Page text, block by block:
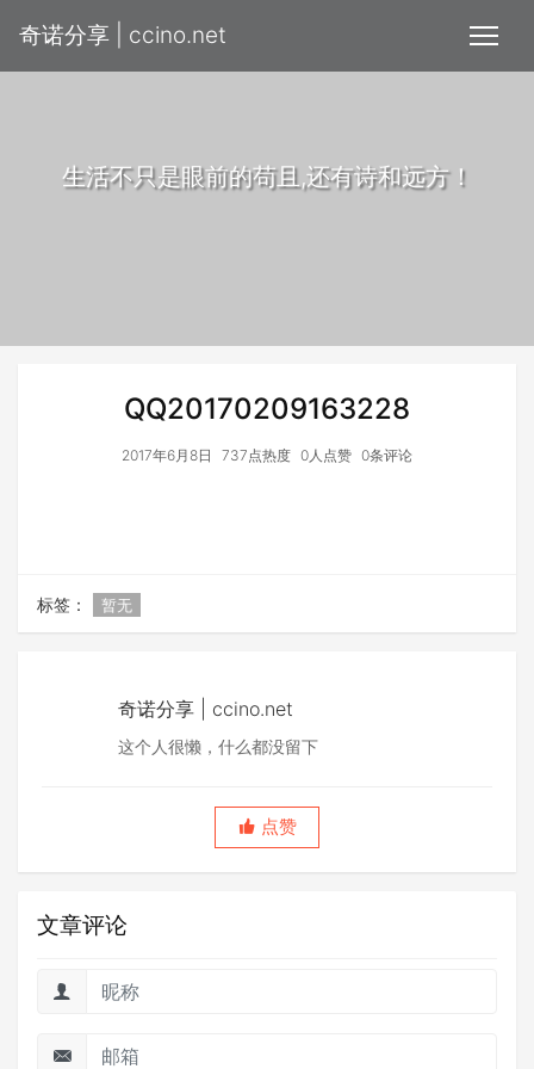
奇诺分享 | ccino.net
生活不只是眼前的苟且,还有诗和远方！
QQ20170209163228
2017年6月8日 737点热度 0人点赞 0条评论
标签： 暂无
奇诺分享 | ccino.net
这个人很懒，什么都没留下
点赞
文章评论